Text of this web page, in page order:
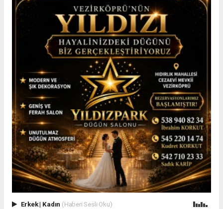
Erkek| Kadın (Haberi Sesli Oku)